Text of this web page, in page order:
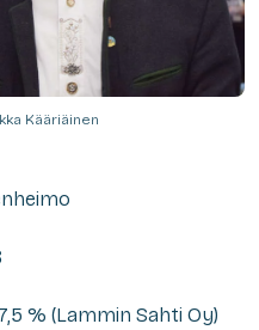
Kääriäinen
% (Lammin Sahti Oy)